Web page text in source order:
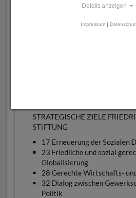
STRATEGISCHE ZIELE
STIFTUNG
17 Erneuerung der ­Sozialen
23 Friedliche und sozial
Globalisierung
28 Gerechte Wirtschafts-
32 Dialog zwischen
Politik
Details anzeigen
Impressum|